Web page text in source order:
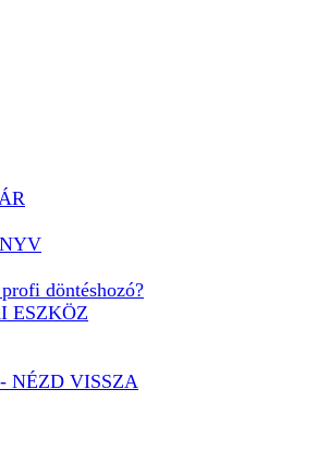
döntéshozó?
ESZKÖZ
NÉZD VISSZA